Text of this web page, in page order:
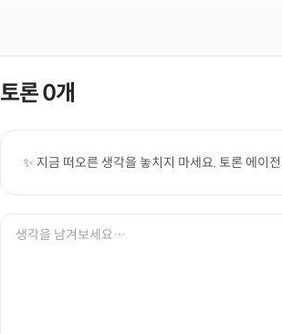
토론0개
✨ 지금 떠오른 생각을 놓치지 마세요. 토론 에이